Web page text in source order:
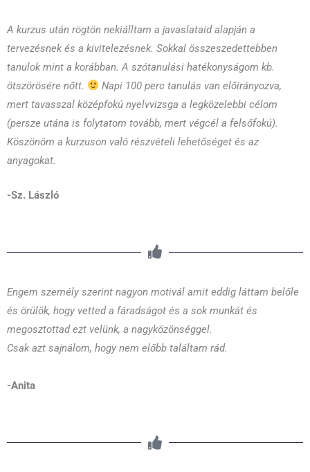
A kurzus után rögtön nekiálltam a javaslataid alapján a
tervezésnek és a kivitelezésnek. Sokkal összeszedettebben
tanulok mint a korábban. A szótanulási hatékonyságom kb.
ötszörösére nőtt.
Napi 100 perc tanulás van előirányozva,
mert tavasszal középfokú nyelvvizsga a legközelebbi célom
(persze utána is folytatom tovább, mert végcél a felsőfokú).
Köszönöm a kurzuson való részvételi lehetőséget és az
anyagokat.
-Sz. László
Engem személy szerint nagyon motivál amit eddig láttam belőle
és örülök, hogy vetted a fáradságot és a sok munkát és
megosztottad ezt velünk, a nagyközönséggel.
Csak azt sajnálom, hogy nem előbb találtam rád.
-Anita